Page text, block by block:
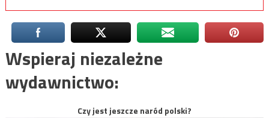
Wspieraj niezależne
wydawnictwo:
Czy jest jeszcze naród polski?